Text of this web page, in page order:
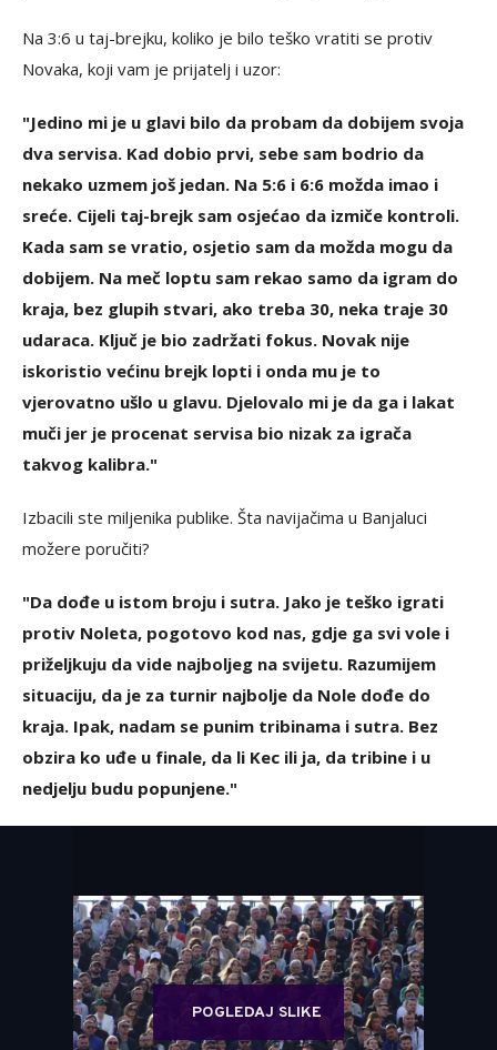
Na 3:6 u taj-brejku, koliko je bilo teško vratiti se protiv
Novaka, koji vam je prijatelj i uzor:
"Jedino mi je u glavi bilo da probam da dobijem svoja
dva servisa. Kad dobio prvi, sebe sam bodrio da
nekako uzmem još jedan. Na 5:6 i 6:6 možda imao i
sreće. Cijeli taj-brejk sam osjećao da izmiče kontroli.
Kada sam se vratio, osjetio sam da možda mogu da
dobijem. Na meč loptu sam rekao samo da igram do
kraja, bez glupih stvari, ako treba 30, neka traje 30
udaraca. Ključ je bio zadržati fokus. Novak nije
iskoristio većinu brejk lopti i onda mu je to
vjerovatno ušlo u glavu. Djelovalo mi je da ga i lakat
muči jer je procenat servisa bio nizak za igrača
takvog kalibra."
Izbacili ste miljenika publike. Šta navijačima u Banjaluci
možere poručiti?
"Da dođe u istom broju i sutra. Jako je teško igrati
protiv Noleta, pogotovo kod nas, gdje ga svi vole i
priželjkuju da vide najboljeg na svijetu. Razumijem
situaciju, da je za turnir najbolje da Nole dođe do
kraja. Ipak, nadam se punim tribinama i sutra. Bez
obzira ko uđe u finale, da li Kec ili ja, da tribine i u
nedjelju budu popunjene."
POGLEDAJ SLIKE